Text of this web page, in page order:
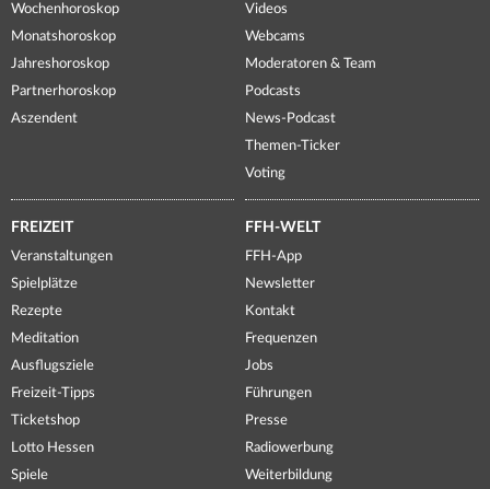
Wochenhoroskop
Monatshoroskop
Jahreshoroskop
Partnerhoroskop
Aszendent
Videos
Webcams
Moderatoren & Team
Podcasts
News-Podcast
Themen-Ticker
Voting
FREIZEIT
Veranstaltungen
Spielplätze
Rezepte
Meditation
Ausflugsziele
Freizeit-Tipps
Ticketshop
Lotto Hessen
Spiele
FFH-WELT
FFH-App
Newsletter
Kontakt
Frequenzen
Jobs
Führungen
Presse
Radiowerbung
Weiterbildung